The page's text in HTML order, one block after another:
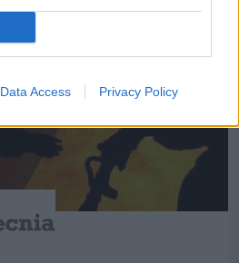
Data Access Privacy Policy